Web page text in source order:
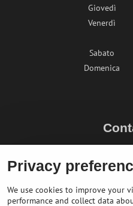
Giovedì
Venerdì
Sabato
Domenica
Privacy
We use cookies to improve your
performance and collect data